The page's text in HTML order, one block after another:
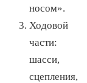
носом».
Ходовой
части:
шасси,
сцепления,